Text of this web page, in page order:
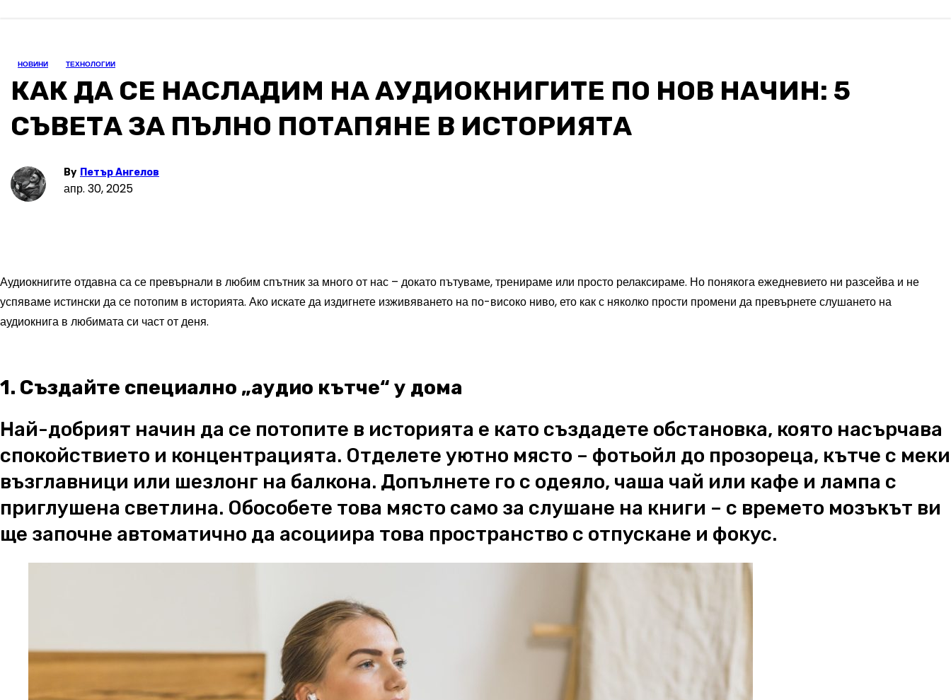
НОВИНИ ТЕХНОЛОГИИ
КАК ДА СЕ НАСЛАДИМ НА АУДИОКНИГИТЕ ПО НОВ НАЧИН: 5
СЪВЕТА ЗА ПЪЛНО ПОТАПЯНЕ В ИСТОРИЯТА
By Петър Ангелов
апр. 30, 2025
Аудиокнигите отдавна са се превърнали в любим спътник за много от нас – докато пътуваме, тренираме или просто релаксираме. Но понякога ежедневието ни разсейва и не
успяваме истински да се потопим в историята. Ако искате да издигнете изживяването на по-високо ниво, ето как с няколко прости промени да превърнете слушането на
аудиокнига в любимата си част от деня.
1. Създайте специално „аудио кътче“ у дома
Най-добрият начин да се потопите в историята е като създадете обстановка, която насърчава
спокойствието и концентрацията. Отделете уютно място – фотьойл до прозореца, кътче с меки
възглавници или шезлонг на балкона. Допълнете го с одеяло, чаша чай или кафе и лампа с
приглушена светлина. Обособете това място само за слушане на книги – с времето мозъкът ви
ще започне автоматично да асоциира това пространство с отпускане и фокус.